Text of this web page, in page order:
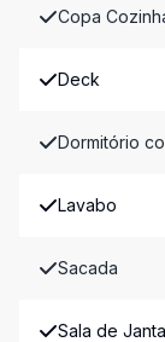
Copa
Deck
Dormitório
Lavabo
Sacada
Sala de